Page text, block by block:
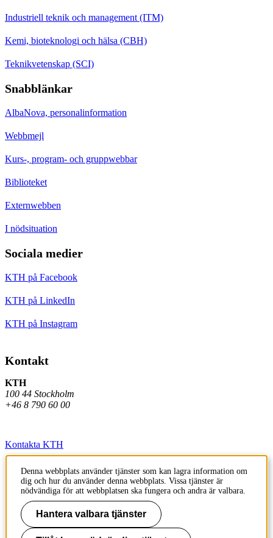
Industriell teknik och management (ITM)
Kemi, bioteknologi och hälsa (CBH)
Teknikvetenskap (SCI)
Snabblänkar
AlbaNova, personalinformation
Webbmejl
Kurs-, program- och gruppwebbar
Biblioteket
Externwebben
I nödsituation
Sociala medier
KTH på Facebook
KTH på LinkedIn
KTH på Instagram
Kontakt
KTH
100 44 Stockholm
+46 8 790 60 00
Kontakta KTH
Jobba på KTH
Press och media
Faktura och betalning KTH
Denna webbplats använder tjänster som kan lagra information om
dig och hur du använder denna webbplats. Vissa tjänster är
nödvändiga för att webbplatsen ska fungera och andra är valbara.
Hantera valbara tjänster